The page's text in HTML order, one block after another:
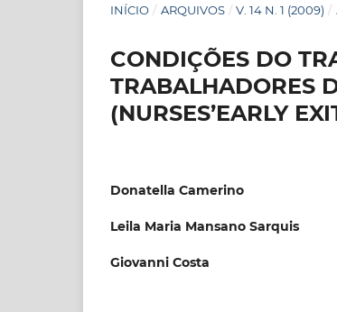
INÍCIO / ARQUIVOS / V. 14 N. 1 (2009) /
CONDIÇÕES DO
TRABALHADORES
(NURSES’EARLY
Donatella Camerino
Leila Maria Mansano Sarquis
Giovanni Costa